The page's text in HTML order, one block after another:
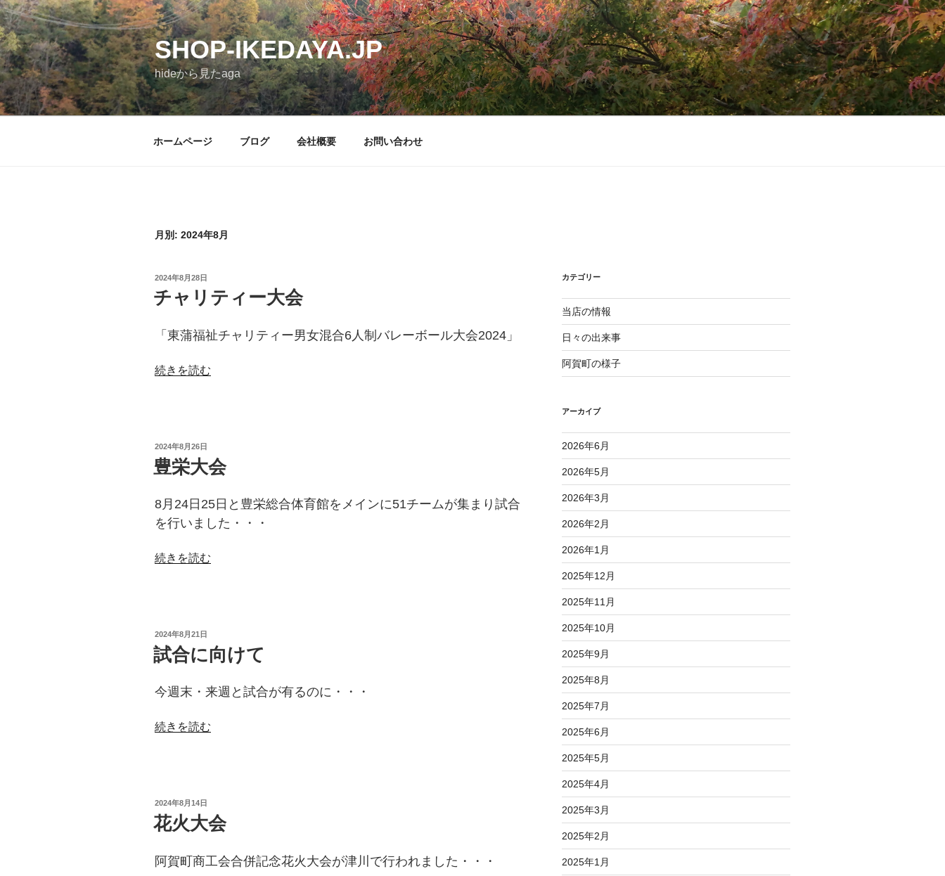
コ
ン
テ
ン
ツ
へ
ス
SHOP-IKEDAYA.JP
hideから見たaga
ホームページ ブログ 会社概要 お問い合わせ
月別: 2024年8月
投
日:
2024年8月28日
チャリティー大会
「東蒲福祉チャリティー男女混合6人制バレーボール大会2024」
“チ
ー
大
の
続きを読む
投
稿
日:
2024年8月26日
豊栄大会
8月24日25日と豊栄総合体育館をメインに51チームが集まり試合
を行いました・・・
“豊
続きを読む
投
稿
日:
2024年8月21日
試合に向けて
今週末・来週と試合が有るのに・・・
“試
て”
の
続きを読む
投
稿
日:
2024年8月14日
花火大会
阿賀町商工会合併記念花火大会が津川で行われました・・・
カテゴリー
当店の情報
日々の出来事
阿賀町の様子
アーカイブ
2026年6月
2026年5月
2026年3月
2026年2月
2026年1月
2025年12月
2025年11月
2025年10月
2025年9月
2025年8月
2025年7月
2025年6月
2025年5月
2025年4月
2025年3月
2025年2月
2025年1月